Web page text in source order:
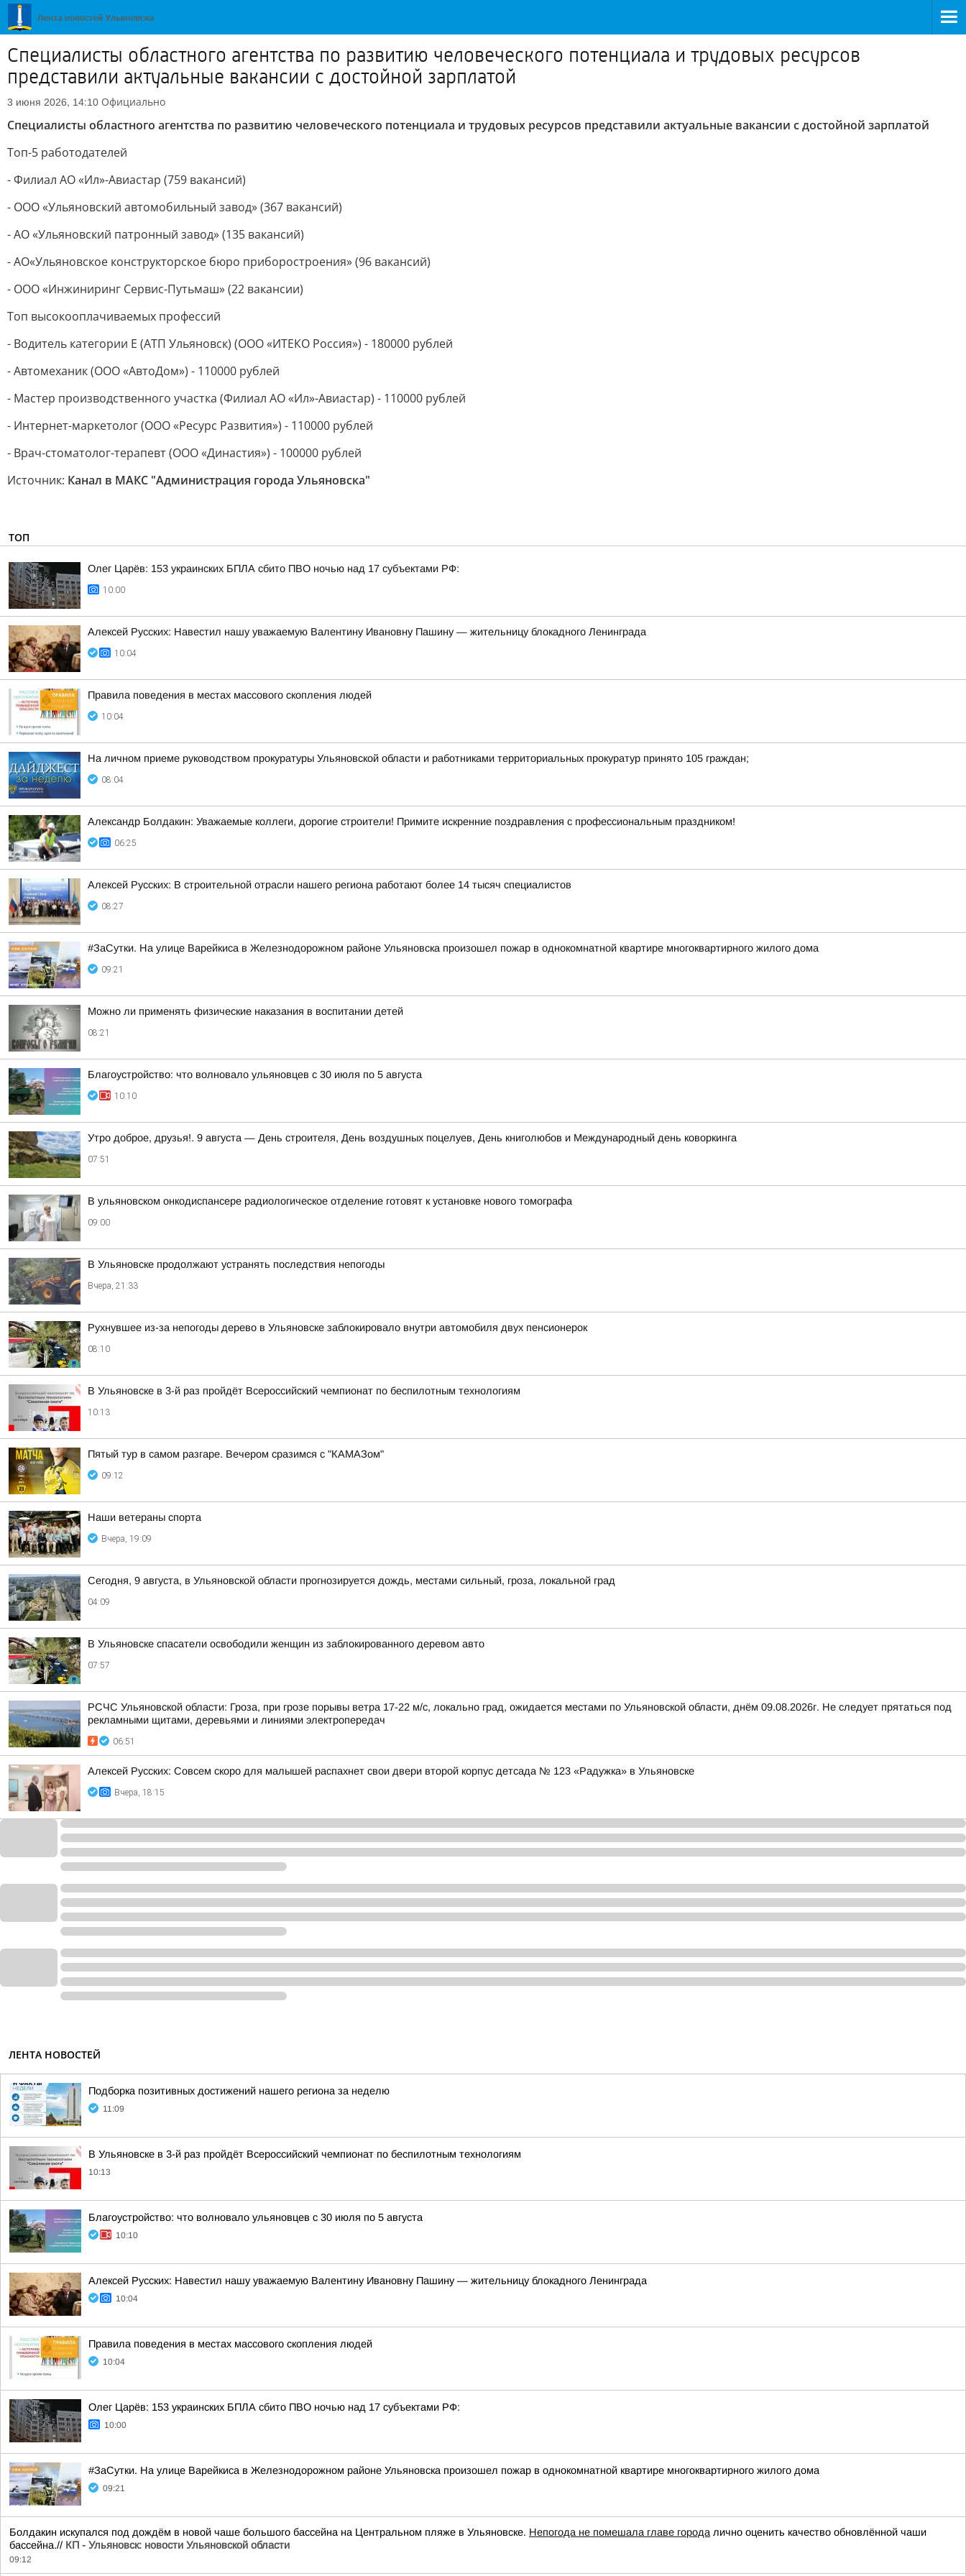
Специалисты областного агентства по развитию человеческого потенциала и трудовых ресурсов
представили актуальные вакансии с достойной зарплатой
3 июня 2026, 14:10 Официально
Специалисты областного агентства по развитию человеческого потенциала и трудовых ресурсов представили актуальные вакансии с достойной зарплатой
Топ-5 работодателей
- Филиал АО «Ил»-Авиастар (759 вакансий)
- ООО «Ульяновский автомобильный завод» (367 вакансий)
- АО «Ульяновский патронный завод» (135 вакансий)
- АО«Ульяновское конструкторское бюро приборостроения» (96 вакансий)
- ООО «Инжиниринг Сервис-Путьмаш» (22 вакансии)
Топ высокооплачиваемых профессий
- Водитель категории Е (АТП Ульяновск) (ООО «ИТЕКО Россия») - 180000 рублей
- Автомеханик (ООО «АвтоДом») - 110000 рублей
- Мастер производственного участка (Филиал АО «Ил»-Авиастар) - 110000 рублей
- Интернет-маркетолог (ООО «Ресурс Развития») - 110000 рублей
- Врач-стоматолог-терапевт (ООО «Династия») - 100000 рублей
Источник: Канал в МАКС "Администрация города Ульяновска"
ТОП
Олег Царёв: 153 украинских БПЛА сбито ПВО ночью над 17 субъектами РФ:
10:00
Алексей Русских: Навестил нашу уважаемую Валентину Ивановну Пашину — жительницу блокадного Ленинграда
10:04
Правила поведения в местах массового скопления людей
10:04
На личном приеме руководством прокуратуры Ульяновской области и работниками территориальных прокуратур принято 105 граждан;
08:04
Александр Болдакин: Уважаемые коллеги, дорогие строители! Примите искренние поздравления с профессиональным праздником!
06:25
Алексей Русских: В строительной отрасли нашего региона работают более 14 тысяч специалистов
08:27
#ЗаСутки. На улице Варейкиса в Железнодорожном районе Ульяновска произошел пожар в однокомнатной квартире многоквартирного жилого дома
09:21
Можно ли применять физические наказания в воспитании детей
08:21
Благоустройство: что волновало ульяновцев с 30 июля по 5 августа
10:10
Утро доброе, друзья!. 9 августа — День строителя, День воздушных поцелуев, День книголюбов и Международный день коворкинга
07:51
В ульяновском онкодиспансере радиологическое отделение готовят к установке нового томографа
09:00
В Ульяновске продолжают устранять последствия непогоды
Вчера, 21:33
Рухнувшее из-за непогоды дерево в Ульяновске заблокировало внутри автомобиля двух пенсионерок
08:10
В Ульяновске в 3-й раз пройдёт Всероссийский чемпионат по беспилотным технологиям
10:13
Пятый тур в самом разгаре. Вечером сразимся с "КАМАЗом"
09:12
Наши ветераны спорта
Вчера, 19:09
Сегодня, 9 августа, в Ульяновской области прогнозируется дождь, местами сильный, гроза, локальной град
04:09
В Ульяновске спасатели освободили женщин из заблокированного деревом авто
07:57
РСЧС Ульяновской области: Гроза, при грозе порывы ветра 17-22 м/с, локально град, ожидается местами по Ульяновской области, днём 09.08.2026г. Не следует прятаться под
рекламными щитами, деревьями и линиями электропередач
06:51
Алексей Русских: Совсем скоро для малышей распахнет свои двери второй корпус детсада № 123 «Радужка» в Ульяновске
Вчера, 18:15
ЛЕНТА НОВОСТЕЙ
Подборка позитивных достижений нашего региона за неделю
11:09
В Ульяновске в 3-й раз пройдёт Всероссийский чемпионат по беспилотным технологиям
10:13
Благоустройство: что волновало ульяновцев с 30 июля по 5 августа
10:10
Алексей Русских: Навестил нашу уважаемую Валентину Ивановну Пашину — жительницу блокадного Ленинграда
10:04
Правила поведения в местах массового скопления людей
10:04
Олег Царёв: 153 украинских БПЛА сбито ПВО ночью над 17 субъектами РФ:
10:00
#ЗаСутки. На улице Варейкиса в Железнодорожном районе Ульяновска произошел пожар в однокомнатной квартире многоквартирного жилого дома
09:21
Болдакин искупался под дождём в новой чаше большого бассейна на Центральном пляже в Ульяновске. Непогода не помешала главе города лично оценить качество обновлённой чаши
бассейна.// КП - Ульяновск: новости Ульяновской области
09:12